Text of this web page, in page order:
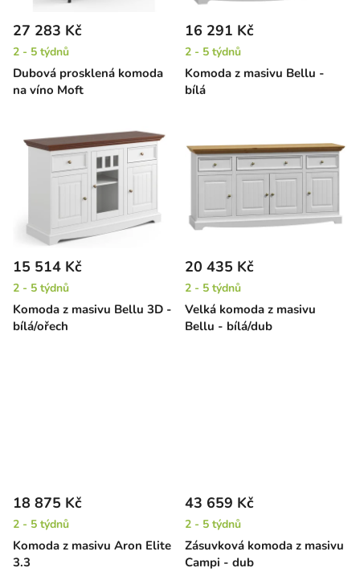
Dubová prosklená komoda
na víno Moft
27 283 Kč
2 - 5 týdnů
Komoda z masivu Bellu -
bílá
16 291 Kč
2 - 5 týdnů
Komoda z masivu Bellu 3D -
bílá/ořech
15 514 Kč
2 - 5 týdnů
Velká komoda z masivu
Bellu - bílá/dub
20 435 Kč
2 - 5 týdnů
Komoda z masivu Aron Elite
3.3
18 875 Kč
2 - 5 týdnů
Zásuvková komoda z masivu
Campi - dub
43 659 Kč
2 - 5 týdnů